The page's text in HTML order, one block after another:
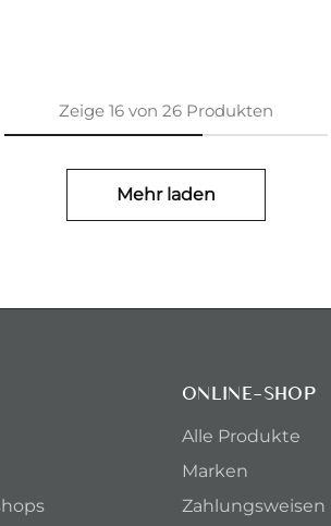
Zeige16 von 26 Produkten
Mehr laden
ONLINE-SHOP
Alle Produkte
Marken
Zahlungsweisen